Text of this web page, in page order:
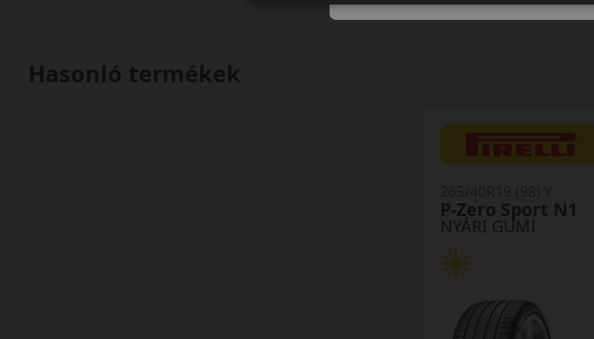
Hasonló termékek
NYÁRI GUMI
P-Zero Sport N1